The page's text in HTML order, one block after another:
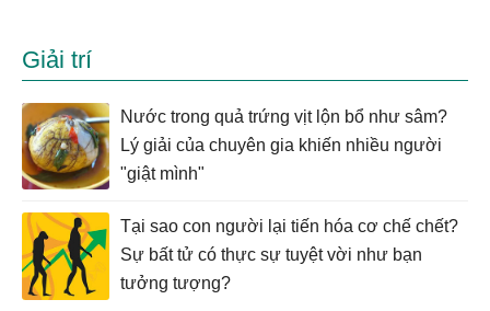
Giải trí
Nước trong quả trứng vịt lộn bổ như sâm?
Lý giải của chuyên gia khiến nhiều người
"giật mình"
Tại sao con người lại tiến hóa cơ chế chết?
Sự bất tử có thực sự tuyệt vời như bạn
tưởng tượng?